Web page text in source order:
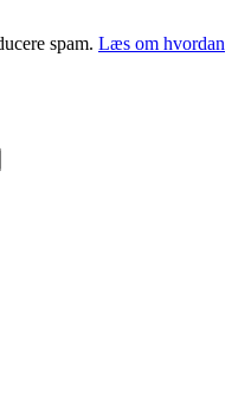
spam. Læs om hvordan